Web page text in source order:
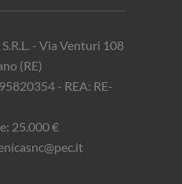
- Via Venturi 108
(RE)
- REA: RE-
25.000 €